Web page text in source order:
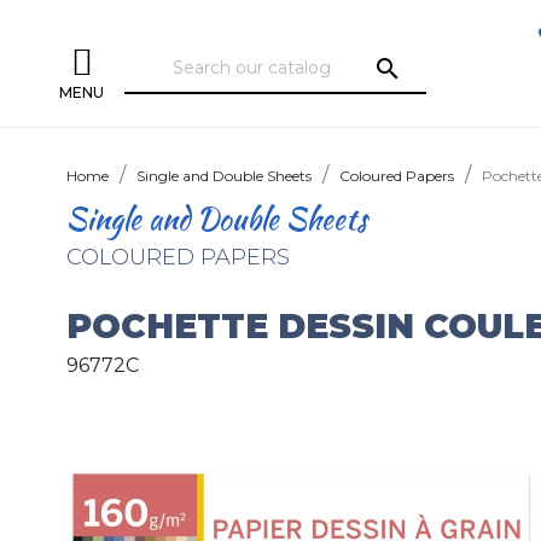
MENU
search
Home Single and Double Sheets Coloured Papers
Single and Double Sheets
COLOURED PAPERS
POCHETTE DESSIN
96772C